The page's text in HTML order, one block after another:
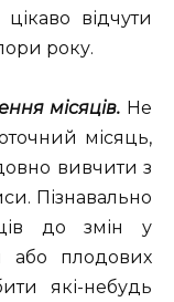
відчути
року.
місяців. Не
місяць,
вивчити з
Пізнавально
до змін у
або плодових
які-небудь